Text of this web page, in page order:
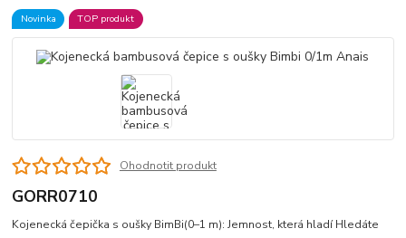
Novinka TOP produkt
Ohodnotit produkt
GORR0710
Kojenecká čepička s oušky BimBi(0–1 m): Jemnost, která hladí Hledáte